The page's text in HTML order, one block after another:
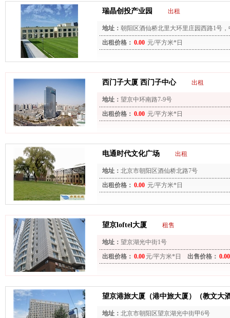
瑞晶创投产业园 出租
地址： 朝阳区酒仙桥北里大环里庄园西路1号
出租价格： 0.00 元/平方米*日
西门子大厦 西门子中心 出租
地址： 望京中环南路7-9号
出租价格： 0.00 元/平方米*日
电通时代文化广场 出租
地址： 北京市朝阳区酒仙桥北路7号
出租价格： 0.00 元/平方米*日
望京loftel大厦 租售
地址： 望京湖光中街1号
出租价格： 0.00 元/平方米*日 出售价格： 0.00
望京港旅大厦（港中旅大厦）（教文大
地址： 北京市朝阳区望京湖光中街甲6号